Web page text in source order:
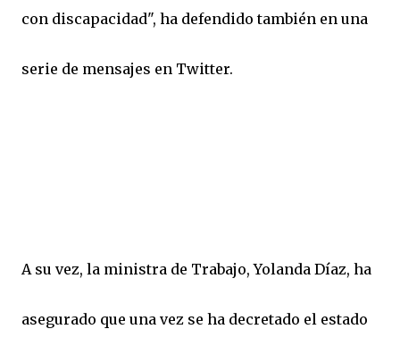
con discapacidad", ha defendido también en una
serie de mensajes en Twitter.
A su vez, la ministra de Trabajo, Yolanda Díaz, ha
asegurado que una vez se ha decretado el estado